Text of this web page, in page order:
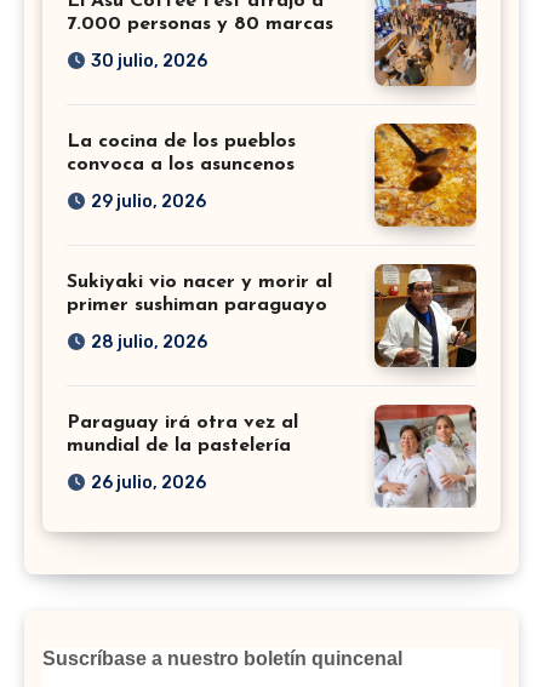
7.000 personas y 80 marcas
30 julio, 2026
La cocina de los pueblos
convoca a los asuncenos
29 julio, 2026
Sukiyaki vio nacer y morir al
primer sushiman paraguayo
28 julio, 2026
Paraguay irá otra vez al
mundial de la pastelería
26 julio, 2026
Suscríbase a nuestro boletín quincenal